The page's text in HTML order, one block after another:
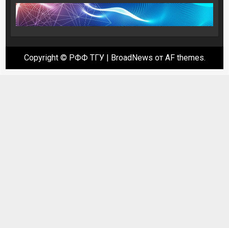
Copyright © РФФ ТГУ BroadNews от AF themes.